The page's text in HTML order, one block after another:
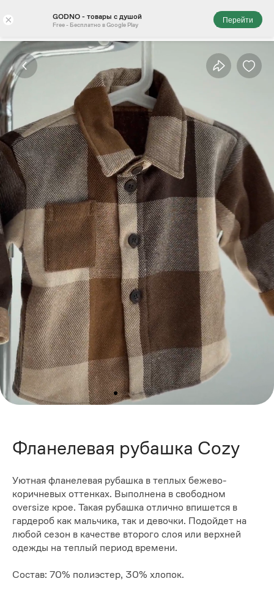
× GODNO - товары с душой
Free - Бесплатно в Google Play
Перейти
Фланелевая рубашка Cozy
Уютная фланелевая рубашка в теплых бежево-
коричневых оттенках. Выполнена в свободном
oversize крое. Такая рубашка отлично впишется в
гардероб как мальчика, так и девочки. Подойдет на
любой сезон в качестве второго слоя или верхней
одежды на теплый период времени.
Состав: 70% полиэстер, 30% хлопок.